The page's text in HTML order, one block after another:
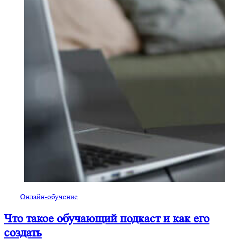
Онлайн-обучение
Что такое обучающий подкаст и как его
создать